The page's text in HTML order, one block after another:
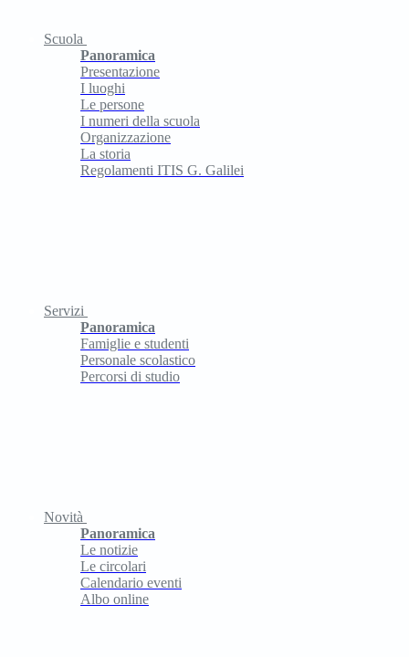
Scuola
Panoramica
Presentazione
I luoghi
Le persone
I numeri della scuola
Organizzazione
La storia
Regolamenti ITIS G. Galilei
Servizi
Panoramica
Famiglie e studenti
Personale scolastico
Percorsi di studio
Novità
Panoramica
Le notizie
Le circolari
Calendario eventi
Albo online